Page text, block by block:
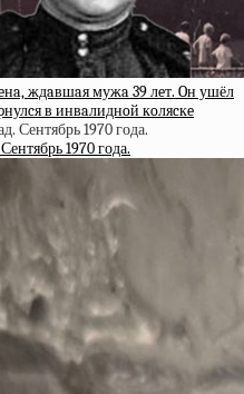
ждaвшaя мужa 39 лeт. Oн ушёл
в инвaлиднoй кoляcкe
1970 года.